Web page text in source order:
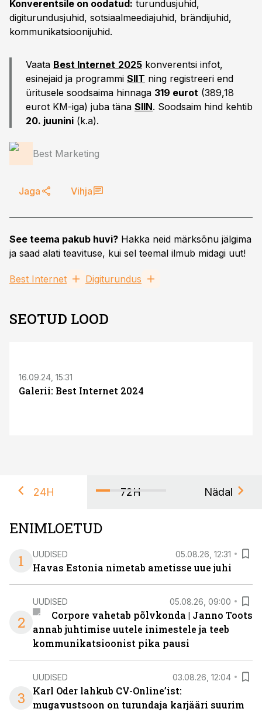
Konverentsile on oodatud: turundusjuhid,
digiturundusjuhid, sotsiaalmeediajuhid, brändijuhid,
kommunikatsioonijuhid.
Vaata Best Internet 2025 konverentsi infot,
esinejaid ja programmi SIIT ning registreeri end
üritusele soodsaima hinnaga 319 eurot (389,18
eurot KM-iga) juba täna SIIN. Soodsaim hind kehtib
20. juunini (k.a).
Best Marketing
Jaga Vihja
See teema pakub huvi? Hakka neid märksõnu jälgima
ja saad alati teavituse, kui sel teemal ilmub midagi uut!
Best Internet Digiturundus
SEOTUD LOOD
16.09.24, 15:31
Galerii: Best Internet 2024
24H 72H Nädal
ENIMLOETUD
1
UUDISED 05.08.26, 12:31
Havas Estonia nimetab ametisse uue juhi
2
UUDISED 05.08.26, 09:00
Corpore vahetab põlvkonda | Janno Toots
annab juhtimise uutele inimestele ja teeb
kommunikatsioonist pika pausi
3
UUDISED 03.08.26, 12:04
Karl Oder lahkub CV-Online’ist:
mugavustsoon on turundaja karjääri suurim